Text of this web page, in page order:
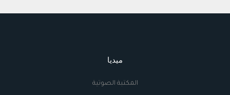
ميديا
المكتبة الصوتية